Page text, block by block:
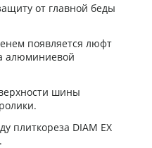
от главной беды
появляется люфт
алюминиевой
шины
плиткореза DIAM EX